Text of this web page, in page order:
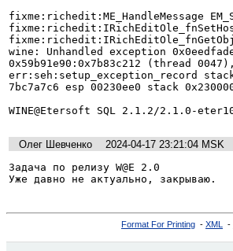
fixme:richedit:ME_HandleMessage
wine: Unhandled exception
0x59b91e90:0x7b83c212 (thread
err:seh:setup_exception_record
7bc7a7c6 esp 00230ee0 stack
WINE@Etersoft SQL 2.1.2/2.1.0-
Олег Шевченко
2024-04-17 23:21:04 MSK
Задача по релизу W@E 2.0
Уже давно не актуально, закрываю.
Format For Printing - XML -